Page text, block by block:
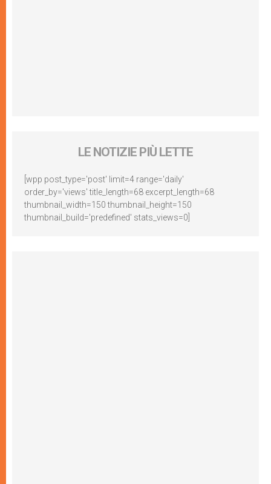
LE NOTIZIE PIÙ LETTE
[wpp post_type='post' limit=4 range='daily'
order_by='views' title_length=68 excerpt_length=68
thumbnail_width=150 thumbnail_height=150
thumbnail_build='predefined' stats_views=0]